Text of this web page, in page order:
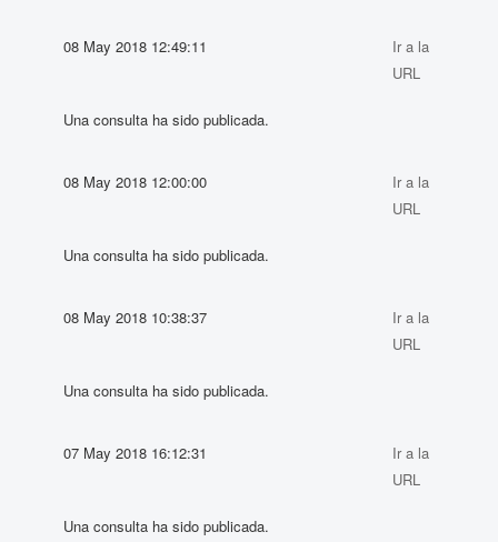
08 May 2018 12:49:11
Ir a la
URL
Una consulta ha sido publicada.
08 May 2018 12:00:00
Ir a la
URL
Una consulta ha sido publicada.
08 May 2018 10:38:37
Ir a la
URL
Una consulta ha sido publicada.
07 May 2018 16:12:31
Ir a la
URL
Una consulta ha sido publicada.